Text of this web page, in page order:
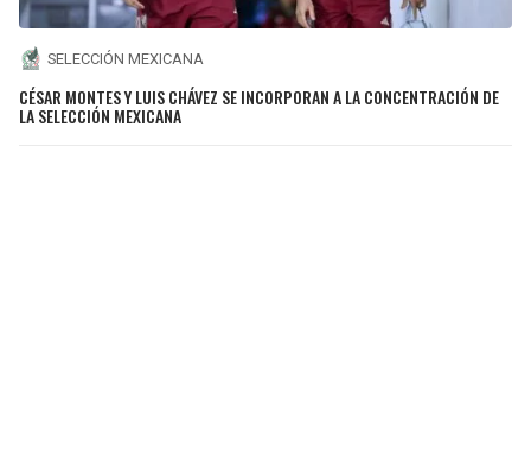
SELECCIÓN MEXICANA
CÉSAR MONTES Y LUIS CHÁVEZ SE INCORPORAN A LA CONCENTRACIÓN DE
LA SELECCIÓN MEXICANA